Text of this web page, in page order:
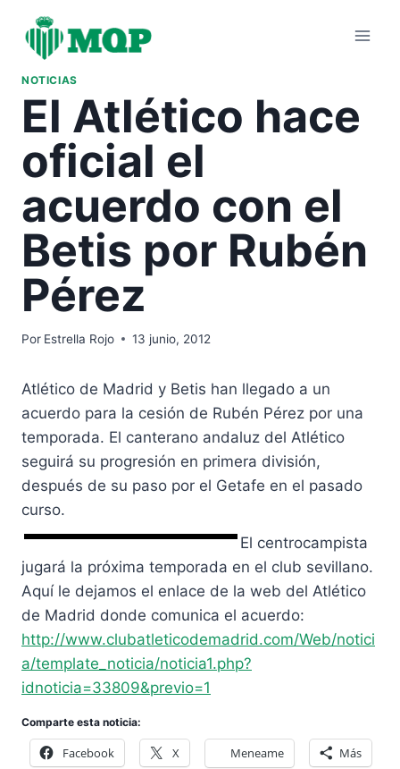
contenido
NOTICIAS
El Atlético hace
oficial el
acuerdo con el
Betis por Rubén
Pérez
Por Estrella Rojo 13 junio, 2012
Atlético de Madrid y Betis han llegado a un
acuerdo para la cesión de Rubén Pérez por una
temporada. El canterano andaluz del Atlético
seguirá su progresión en primera división,
después de su paso por el Getafe en el pasado
curso.
El centrocampista
jugará la próxima temporada en el club sevillano.
Aquí le dejamos el enlace de la web del Atlético
de Madrid donde comunica el acuerdo:
http://www.clubatleticodemadrid.com/Web/notici
a/template_noticia/noticia1.php?
idnoticia=33809&previo=1
Comparte esta noticia:
Facebook X Meneame Más